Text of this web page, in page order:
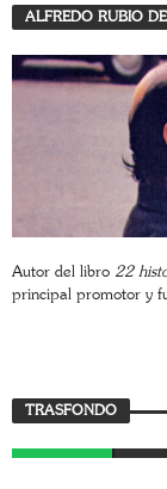
ALFREDO RUBIO
Autor del libro 22
principal promotor y
TRASFONDO